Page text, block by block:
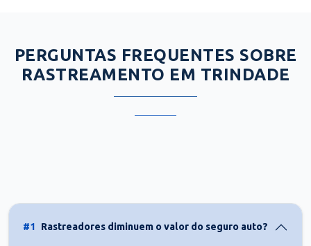
PERGUNTAS FREQUENTES SOBRE
RASTREAMENTO EM TRINDADE
#1 Rastreadores diminuem o valor do seguro auto?